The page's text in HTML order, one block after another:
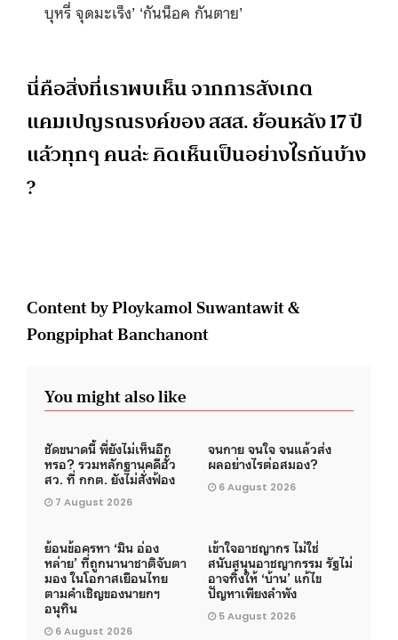
บุหรี่ จุดมะเร็ง’ ‘กันน็อค กันตาย’
นี่คือสิ่งที่เราพบเห็น จากการสังเกต
แคมเปญรณรงค์ของ สสส. ย้อนหลัง 17 ปี
แล้วทุกๆ คนล่ะ คิดเห็นเป็นอย่างไรกันบ้าง
?
Content by Ploykamol Suwantawit &
Pongpiphat Banchanont
You might also like
ชัดขนาดนี้ พี่ยังไม่เห็นอีก
หรอ? รวมหลักฐานคดีฮั้ว
สว. ที่ กกต. ยังไม่สั่งฟ้อง
7 August 2026
จนกาย จนใจ จนแล้วส่ง
ผลอย่างไรต่อสมอง?
6 August 2026
ย้อนข้อครหา ‘มิน อ่อง
หล่าย’ ที่ถูกนานาชาติจับตา
มอง ในโอกาสเยือนไทย
ตามคำเชิญของนายกฯ
อนุทิน
6 August 2026
เข้าใจอาชญากร ไม่ใช่
สนับสนุนอาชญากรรม รัฐไม่
อาจทิ้งให้ ‘บ้าน’ แก้ไข
ปัญหาเพียงลำพัง
5 August 2026